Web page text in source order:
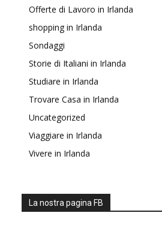
Offerte di Lavoro in Irlanda
shopping in Irlanda
Sondaggi
Storie di Italiani in Irlanda
Studiare in Irlanda
Trovare Casa in Irlanda
Uncategorized
Viaggiare in Irlanda
Vivere in Irlanda
La nostra pagina FB